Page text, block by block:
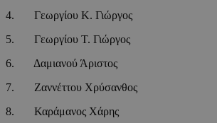
4. Γεωργίου Κ. Γιώργος
5. Γεωργίου Τ. Γιώργος
6. Δαμιανού Άριστος
7. Ζαννέττου Χρύσανθος
8. Καράμανος Χάρης